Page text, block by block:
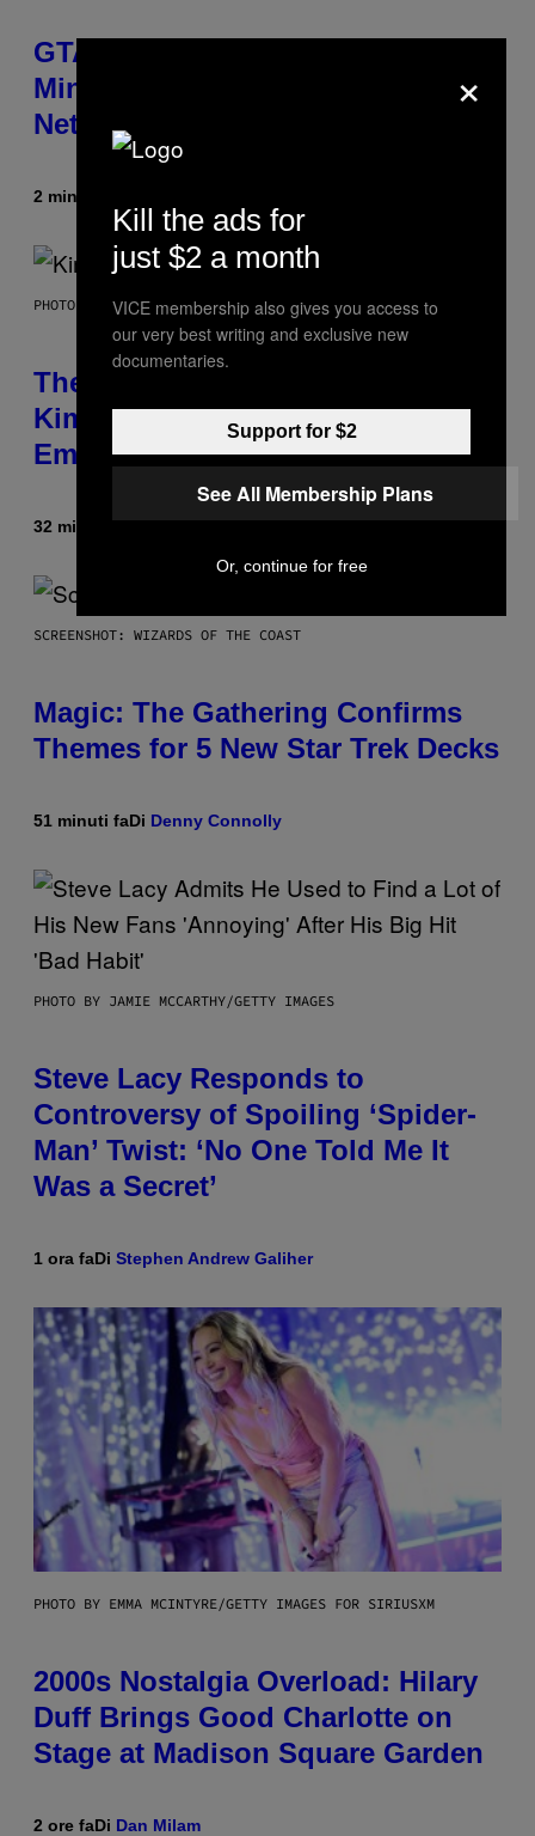
GTA 6 Extended Look is 20
Minutes Long According to
Netflix Customer Support
2 minuti fa
PHOTO BY JEFF KRAVITZ/FILMMAGIC
The Set of Lyrics That Still Give
Kim Deal Firsthand
Embarrassment Decades Later
32 minuti faDiLauren Boisvert
SCREENSHOT: WIZARDS OF THE COAST
Magic: The Gathering Confirms
Themes for 5 New Star Trek Decks
51 minuti faDi Denny Connolly
PHOTO BY JAMIE MCCARTHY/GETTY IMAGES
Steve Lacy Responds to
Controversy of Spoiling ‘Spider-
Man’ Twist: ‘No One Told Me It
Was a Secret’
1 ora faDi Stephen Andrew Galiher
PHOTO BY EMMA MCINTYRE/GETTY IMAGES FOR SIRIUSXM
2000s Nostalgia Overload: Hilary
Duff Brings Good Charlotte on
Stage at Madison Square Garden
2 ore faDi Dan Milam
×
Kill the ads for
just $2 a month
VICE membership also gives you access to
our very best writing and exclusive new
documentaries.
Support for $2
See All Membership Plans
Or, continue for free